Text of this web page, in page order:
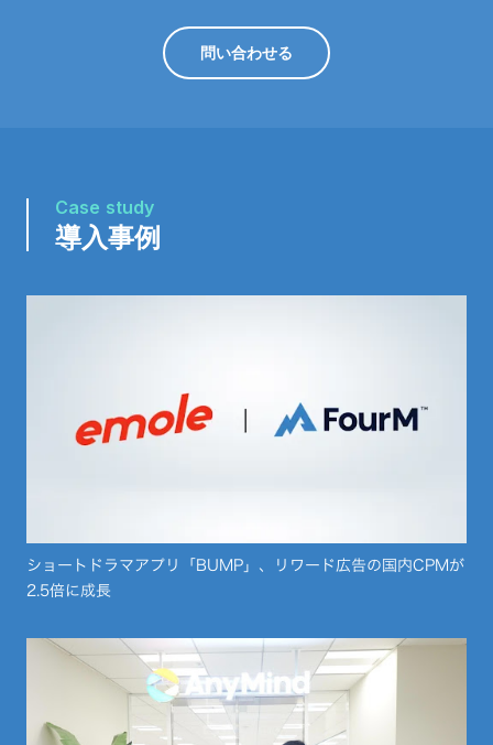
問い合わせる
Case study
導入事例
ショートドラマアプリ「BUMP」、リワード広告の国内CPMが
2.5倍に成長